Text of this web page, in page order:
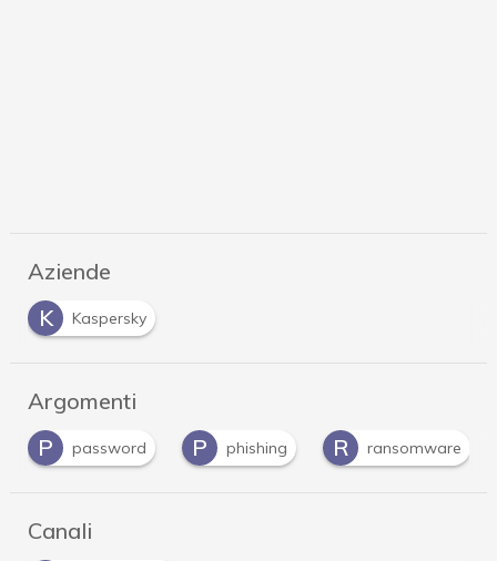
Aziende
K
Kaspersky
Argomenti
P phishing R ransomware V VPN
Canali